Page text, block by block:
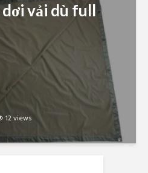
vải dù full
12 views